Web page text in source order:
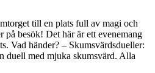
till en plats full av magi och
på besök! Det här är ett evenemang
Vad händer? – Skumsvärdsdueller:
duell med mjuka skumsvärd. Alla